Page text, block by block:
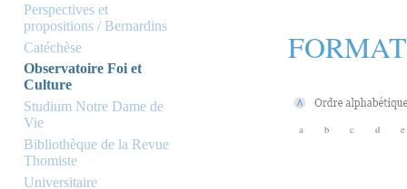
Perspectives et
propositions / Bernardins
Catéchèse
Observatoire Foi et
Culture
Studium Notre Dame de
Vie
Bibliothèque de la Revue
Thomiste
Universitaire
a b c d e